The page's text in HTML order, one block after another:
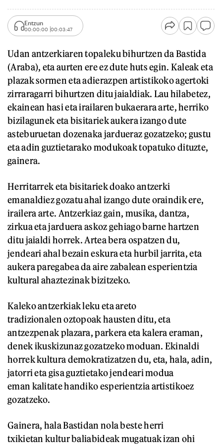
Entzun
00:00:00 00:03:47
Udan antzerkiaren topaleku bihurtzen da Bastida
(Araba), eta aurten ere ez dute huts egin. Kaleak eta
plazak sormen eta adierazpen artistikoko agertoki
zirraragarri bihurtzen ditu jaialdiak. Lau hilabetez,
ekainean hasi eta irailaren bukaerara arte, herriko
bizilagunek eta bisitariek aukera izango dute
asteburuetan dozenaka jardueraz gozatzeko; gustu
eta adin guztietarako modukoak topatuko dituzte,
gainera.
Herritarrek eta bisitariek doako antzerki
emanaldiez gozatu ahal izango dute oraindik ere,
irailera arte. Antzerkiaz gain, musika, dantza,
zirkua eta jarduera askoz gehiago barne hartzen
ditu jaialdi horrek. Artea bera ospatzen du,
jendeari ahal bezain eskura eta hurbil jarrita, eta
aukera paregabea da aire zabalean esperientzia
kultural ahaztezinak bizitzeko.
Kaleko antzerkiak leku eta areto
tradizionalen oztopoak hausten ditu, eta
antzezpenak plazara, parkera eta kalera eraman,
denek ikuskizunaz gozatzeko moduan. Ekinaldi
horrek kultura demokratizatzen du, eta, hala, adin,
jatorri eta gisa guztietako jendeari modua
eman kalitate handiko esperientzia artistikoez
gozatzeko.
Gainera, hala Bastidan nola beste herri
txikietan kultur baliabideak mugatuak izan ohi